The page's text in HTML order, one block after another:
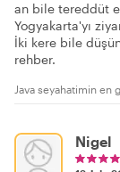
an bile tereddüt
Yogyakarta'yı
İki kere bile
rehber.
Java seyahatimin en
Nigel